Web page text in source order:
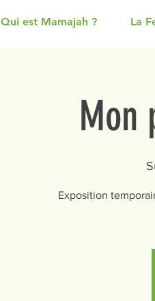
Qui est Mamajah ? La
Mon
Exposition